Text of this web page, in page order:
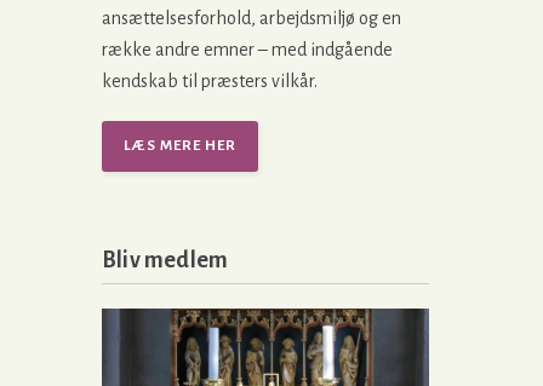
ansættelsesforhold, arbejdsmiljø og en
række andre emner – med indgående
kendskab til præsters vilkår.
LÆS MERE HER
Bliv medlem